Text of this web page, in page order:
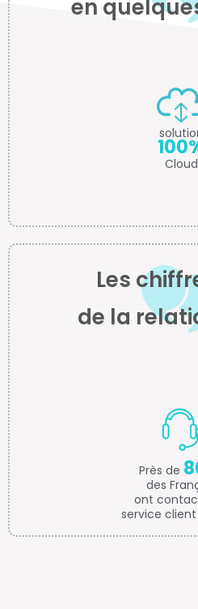
en
Cloud
Les
de la
Près de
des
ont
service client